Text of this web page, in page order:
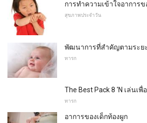
การทำความเข้าใจอาการ
สุขภาพประจำวัน
พัฒนาการที่สำคัญตามระย
ทารก
The Best Pack 8 'N เล่นเพื่
ทารก
อาการของเด็กท้องผูก